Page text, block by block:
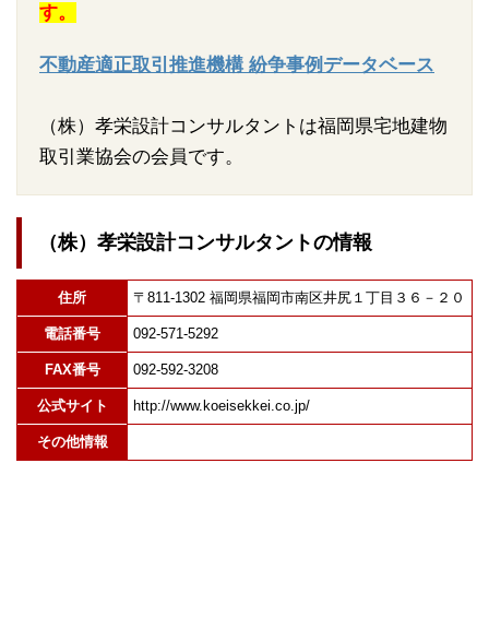
す。
不動産適正取引推進機構 紛争事例データベース
（株）孝栄設計コンサルタントは福岡県宅地建物
取引業協会の会員です。
（株）孝栄設計コンサルタントの情報
住所 〒811-1302 福岡県福岡市南区井尻１丁目３６－２０
電話番号 092-571-5292
FAX番号 092-592-3208
公式サイト http://www.koeisekkei.co.jp/
その他情報